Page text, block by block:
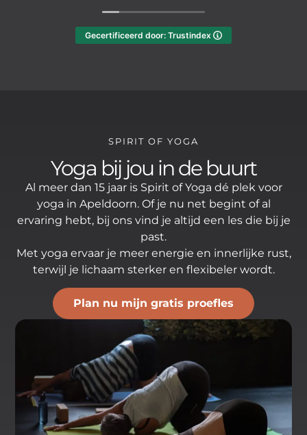
Gecertificeerd door: Trustindex
SPIRIT OF YOGA
Yoga bij jou in de buurt
Al meer dan 15 jaar is Spirit of Yoga dé plek voor
yoga in Apeldoorn. Of je nu net begint of al
ervaring hebt, bij ons vind je altijd een les die bij je
past.
Met yoga ervaar je meer energie en innerlijke rust,
terwijl je lichaam sterker en flexibeler wordt.
Plan nu mijn gratis proefles